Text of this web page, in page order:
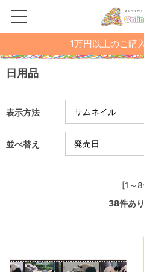
1万円以上のご購
日用品
表示方法
並べ替え
[1～
38件あ